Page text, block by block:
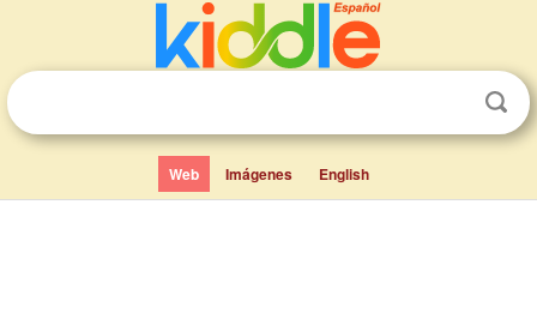
Web Imágenes English